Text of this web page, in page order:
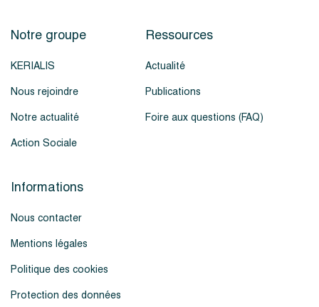
Notre groupe
KERIALIS
Nous rejoindre
Notre actualité
Action Sociale
Ressources
Actualité
Publications
Foire aux questions (FAQ)
Informations
Nous contacter
Mentions légales
Politique des cookies
Protection des données